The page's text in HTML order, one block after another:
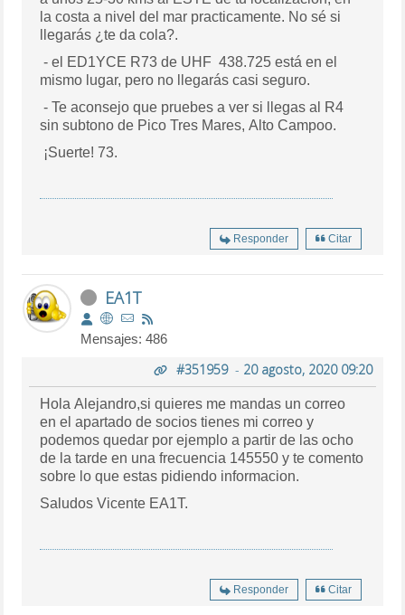
la costa a nivel del mar practicamente. No sé si
llegarás ¿te da cola?.
- el ED1YCE R73 de UHF 438.725 está en el
mismo lugar, pero no llegarás casi seguro.
- Te aconsejo que pruebes a ver si llegas al R4
sin subtono de Pico Tres Mares, Alto Campoo.
¡Suerte! 73.
Responder Citar
EA1T
Mensajes: 486
#351959- 20 agosto, 2020 09:20
Hola Alejandro,si quieres me mandas un correo
en el apartado de socios tienes mi correo y
podemos quedar por ejemplo a partir de las ocho
de la tarde en una frecuencia 145550 y te comento
sobre lo que estas pidiendo informacion.
Saludos Vicente EA1T.
Responder Citar